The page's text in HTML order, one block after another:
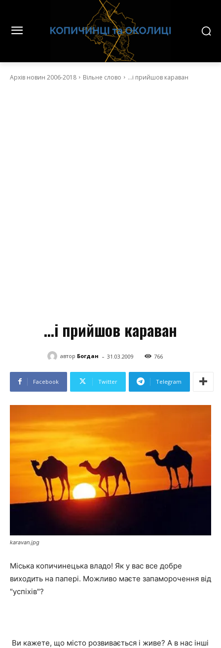
Архів новин 2006-2018 Вільне слово ...і прийшов караван
…і прийшов караван
автор Богдан - 31.03.2009 766
Facebook Twitter Telegram
karavan.jpg
Міська копичинецька владо! Як у вас все добре
виходить на папері. Можливо маєте запаморочення від
"успіхів"?
Ви кажете, що місто розвивається і живе? А в нас інші